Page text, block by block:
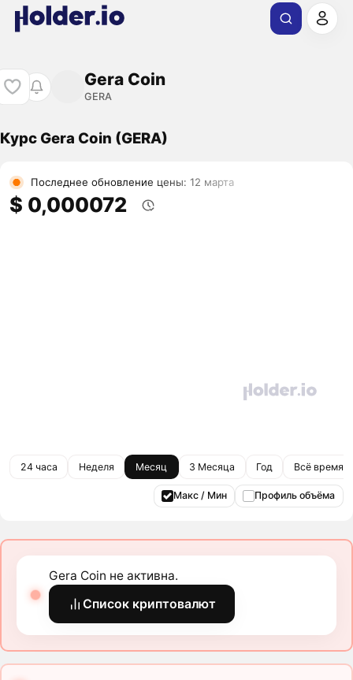
Gera Coin
GERA
Курс Gera Coin (GERA)
Последнее обновление цены: 12 марта
$ 0,000072
24 часа Неделя Месяц 3 Месяца Год Всё время
Макс / Мин Профиль объёма
Gera Coin не активна.
Список криптовалют